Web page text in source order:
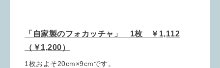
「自家製のフォカッチャ」 1枚 ￥1,112
（￥1,200）
1枚およそ20cm×9cmです。